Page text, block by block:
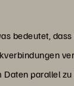
bedeutet,
parallel